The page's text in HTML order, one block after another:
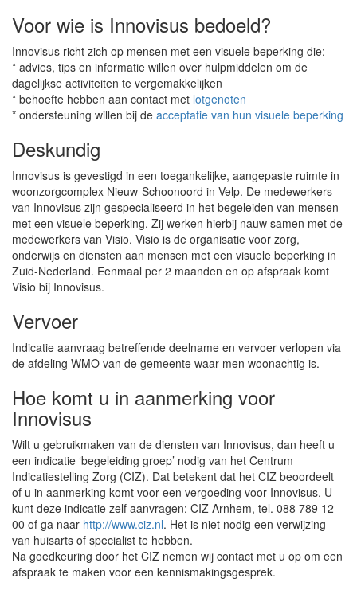
Voor wie is Innovisus bedoeld?
Innovisus richt zich op mensen met een visuele beperking die:
* advies, tips en informatie willen over hulpmiddelen om de
dagelijkse activiteiten te vergemakkelijken
* behoefte hebben aan contact met lotgenoten
* ondersteuning willen bij de acceptatie van hun visuele beperking
Deskundig
Innovisus is gevestigd in een toegankelijke, aangepaste ruimte in
woonzorgcomplex Nieuw-Schoonoord in Velp. De medewerkers
van Innovisus zijn gespecialiseerd in het begeleiden van mensen
met een visuele beperking. Zij werken hierbij nauw samen met de
medewerkers van Visio. Visio is de organisatie voor zorg,
onderwijs en diensten aan mensen met een visuele beperking in
Zuid-Nederland. Eenmaal per 2 maanden en op afspraak komt
Visio bij Innovisus.
Vervoer
Indicatie aanvraag betreffende deelname en vervoer verlopen via
de afdeling WMO van de gemeente waar men woonachtig is.
Hoe komt u in aanmerking voor
Innovisus
Wilt u gebruikmaken van de diensten van Innovisus, dan heeft u
een indicatie ‘begeleiding groep’ nodig van het Centrum
Indicatiestelling Zorg (CIZ). Dat betekent dat het CIZ beoordeelt
of u in aanmerking komt voor een vergoeding voor Innovisus. U
kunt deze indicatie zelf aanvragen: CIZ Arnhem, tel. 088 789 12
00 of ga naar http://www.ciz.nl. Het is niet nodig een verwijzing
van huisarts of specialist te hebben.
Na goedkeuring door het CIZ nemen wij contact met u op om een
afspraak te maken voor een kennismakingsgesprek.